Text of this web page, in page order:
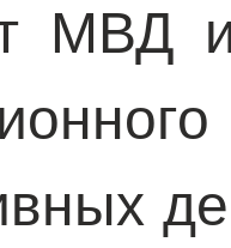
МВД